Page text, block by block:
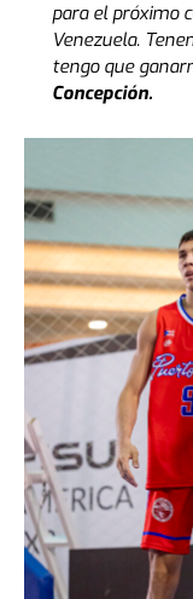
para el próximo
Venezuela.
tengo que
Concepción.